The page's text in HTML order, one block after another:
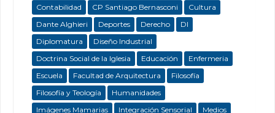
Contabilidad
CP Santiago Bernasconi
Cultura
Dante Alghieri
Deportes Derecho
DI
Diplomatura
Diseño Industrial
Doctrina Social de la Iglesia
Educación
Enfermeria
Escuela
Facultad de Arquitectura
Filosofía
Filosofía y Teología
Humanidades
Imágenes Mamarias
Integración Sensorial
Medios